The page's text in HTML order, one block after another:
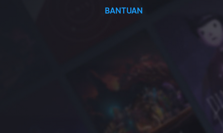
BANTUAN